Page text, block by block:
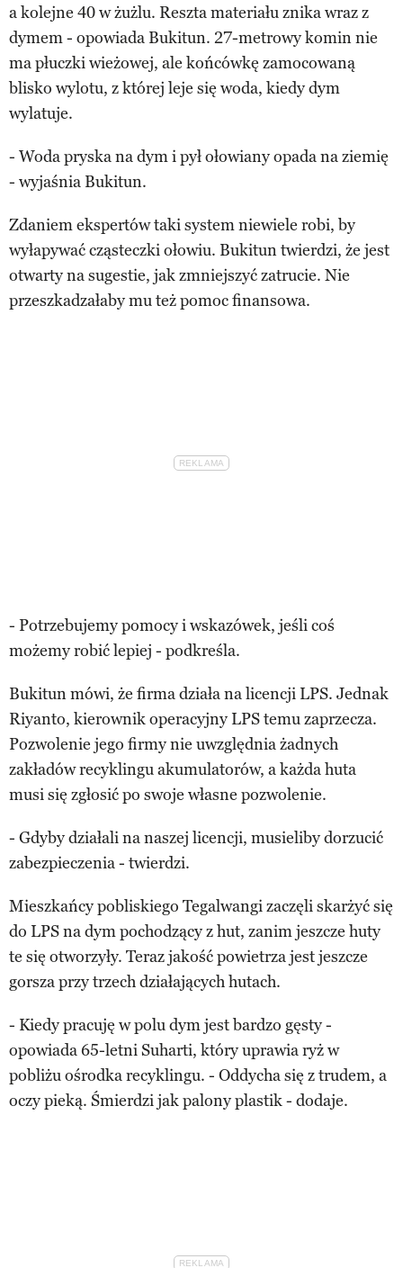
a kolejne 40 w żużlu. Reszta materiału znika wraz z
dymem - opowiada Bukitun. 27-metrowy komin nie
ma płuczki wieżowej, ale końcówkę zamocowaną
blisko wylotu, z której leje się woda, kiedy dym
wylatuje.
- Woda pryska na dym i pył ołowiany opada na ziemię
- wyjaśnia Bukitun.
Zdaniem ekspertów taki system niewiele robi, by
wyłapywać cząsteczki ołowiu. Bukitun twierdzi, że jest
otwarty na sugestie, jak zmniejszyć zatrucie. Nie
przeszkadzałaby mu też pomoc finansowa.
- Potrzebujemy pomocy i wskazówek, jeśli coś
możemy robić lepiej - podkreśla.
Bukitun mówi, że firma działa na licencji LPS. Jednak
Riyanto, kierownik operacyjny LPS temu zaprzecza.
Pozwolenie jego firmy nie uwzględnia żadnych
zakładów recyklingu akumulatorów, a każda huta
musi się zgłosić po swoje własne pozwolenie.
- Gdyby działali na naszej licencji, musieliby dorzucić
zabezpieczenia - twierdzi.
Mieszkańcy pobliskiego Tegalwangi zaczęli skarżyć się
do LPS na dym pochodzący z hut, zanim jeszcze huty
te się otworzyły. Teraz jakość powietrza jest jeszcze
gorsza przy trzech działających hutach.
- Kiedy pracuję w polu dym jest bardzo gęsty -
opowiada 65-letni Suharti, który uprawia ryż w
pobliżu ośrodka recyklingu. - Oddycha się z trudem, a
oczy pieką. Śmierdzi jak palony plastik - dodaje.